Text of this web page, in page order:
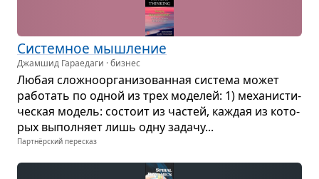
Систем­ное мыш­ле­ние
Джамшид Гараедаги · бизнес
Любая слож­но­ор­га­ни­зо­ван­ная система может
рабо­тать по одной из трех моде­лей: 1) меха­ни­сти­
че­ская модель: состоит из частей, каж­дая из кото­
рых выпол­няет лишь одну задачу...
Партнёрский пересказ